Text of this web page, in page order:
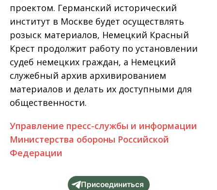
проектом. Германский исторический
институт в Москве будет осуществлять
розыск материалов, Немецкий Красный
Крест продолжит работу по установлении
судеб немецких граждан, а Немецкий
служебный архив архивированием
материалов и делать их доступными для
общественности.
Управление пресс-службы и информации
Министерства обороны Российской
Федерации
Присоединиться